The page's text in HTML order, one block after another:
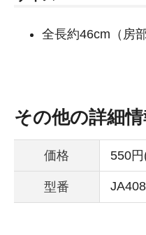
全長約46cm（房
その他の詳細情
価格 550
型番 JA408